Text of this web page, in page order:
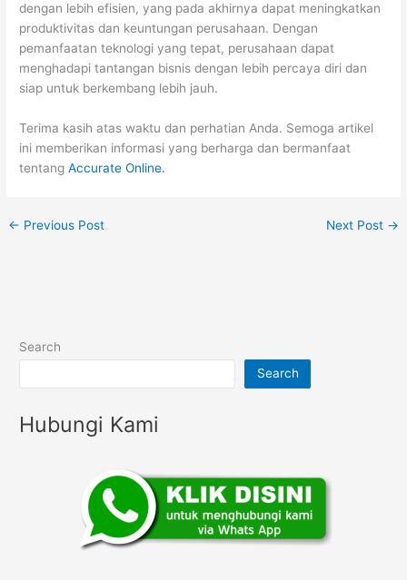
dengan lebih efisien, yang pada akhirnya dapat meningkatkan
produktivitas dan keuntungan perusahaan. Dengan
pemanfaatan teknologi yang tepat, perusahaan dapat
menghadapi tantangan bisnis dengan lebih percaya diri dan
siap untuk berkembang lebih jauh.
Terima kasih atas waktu dan perhatian Anda. Semoga artikel
ini memberikan informasi yang berharga dan bermanfaat
tentangAccurate Online.
← Previous Post Next Post →
Search
Search
Hubungi Kami